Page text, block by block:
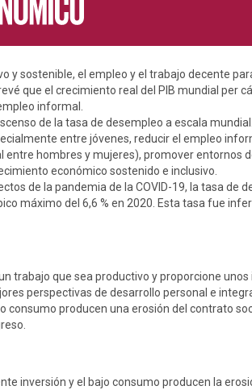
y sostenible, el empleo y el trabajo decente
que el crecimiento real del PIB mundial per
informal.
de la tasa de desempleo a escala
entre jóvenes, reducir el empleo
hombres y mujeres), promover entornos
económico sostenido e inclusivo.
de la pandemia de la COVID-19, la tasa de
máximo del 6,6 % en 2020. Esta tasa fue
trabajo que sea productivo y proporcione unos
perspectivas de desarrollo personal e
producen una erosión del contrato
inversión y el bajo consumo producen la